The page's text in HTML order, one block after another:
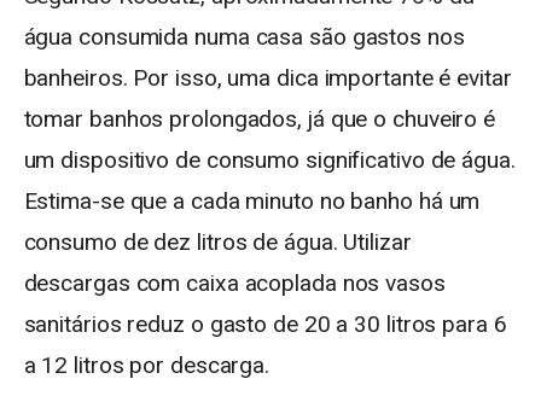
água consumida numa casa são gastos nos
banheiros. Por isso, uma dica importante é evitar
tomar banhos prolongados, já que o chuveiro é
um dispositivo de consumo significativo de água.
Estima-se que a cada minuto no banho há um
consumo de dez litros de água. Utilizar
descargas com caixa acoplada nos vasos
sanitários reduz o gasto de 20 a 30 litros para 6
a 12 litros por descarga.